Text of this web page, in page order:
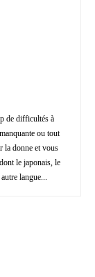
de difficultés à
ou tout
la donne et vous
le japonais, le
langue...